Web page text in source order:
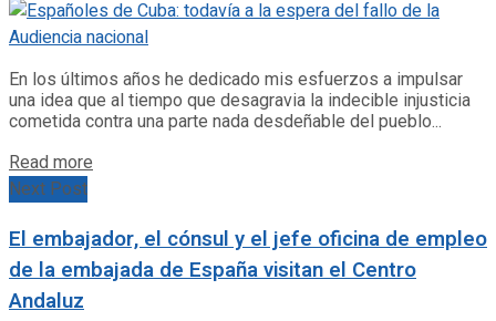
En los últimos años he dedicado mis esfuerzos a impulsar
una idea que al tiempo que desagravia la indecible injusticia
cometida contra una parte nada desdeñable del pueblo...
Read more
Next Post
El embajador, el cónsul y el jefe oficina de empleo
de la embajada de España visitan el Centro
Andaluz